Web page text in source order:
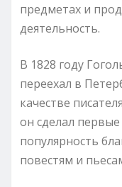
предметах и
деятельность.
В 1828 году
переехал в
качестве
он сделал
популярность
повестям и